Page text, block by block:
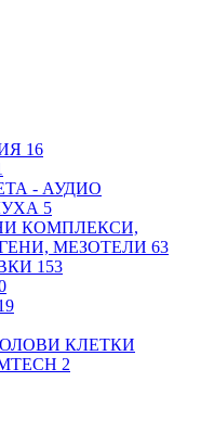
16
- АУДИО
5
КОМПЛЕКСИ,
МЕЗОТЕЛИ 63
153
КЛЕТКИ
2